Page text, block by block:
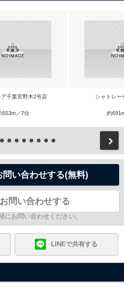
千葉宮野木2号店
553m／7分
シャトレー
約
問い合わせする(無料)
問い合わせする
にお問い合わせください。
LINEで共有する